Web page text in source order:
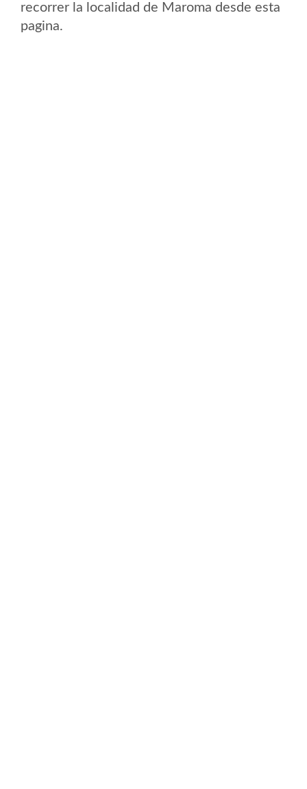
recorrer la localidad de Maroma desde esta
pagina.